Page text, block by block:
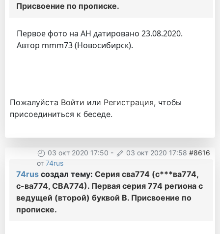
Присвоение по прописке.
Первое фото на АН датировано 23.08.2020.
Автор mmm73 (Новосибирск).
Пожалуйста Войти или Регистрация, чтобы
присоединиться к беседе.
03 окт 2020 17:50 - 03 окт 2020 17:58 #8616
от 74rus
74rus создал тему: Серия сва774 (с***ва774,
с-ва774, СВА774). Первая серия 774 региона с
ведущей (второй) буквой В. Присвоение по
прописке.